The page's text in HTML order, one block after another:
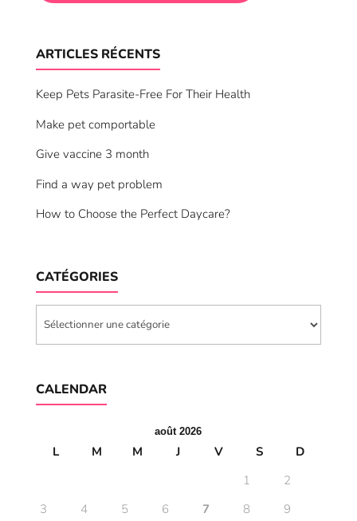
ARTICLES RÉCENTS
Keep Pets Parasite-Free For Their Health
Make pet comportable
Give vaccine 3 month
Find a way pet problem
How to Choose the Perfect Daycare?
CATÉGORIES
CALENDAR
août 2026
L M M J V S
D
1
2
3
4 5 6 7 8
9